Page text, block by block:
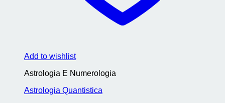
Add to wishlist
Astrologia E Numerologia
Astrologia Quantistica